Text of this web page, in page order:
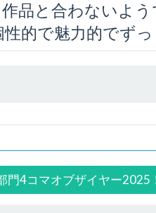
品と合わないよ
性的で魅力的でず
門4コマオブザイヤー2025